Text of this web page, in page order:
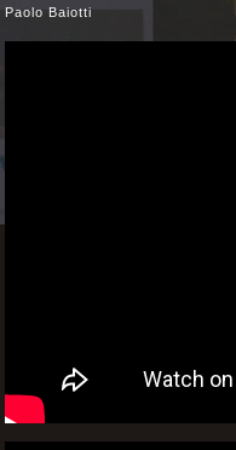
Paolo Baiotti